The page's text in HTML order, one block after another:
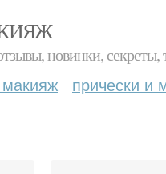
новинки, секреты,
макияж прически и